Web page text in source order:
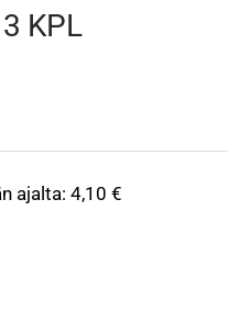
KPL
ajalta: 4,10 €